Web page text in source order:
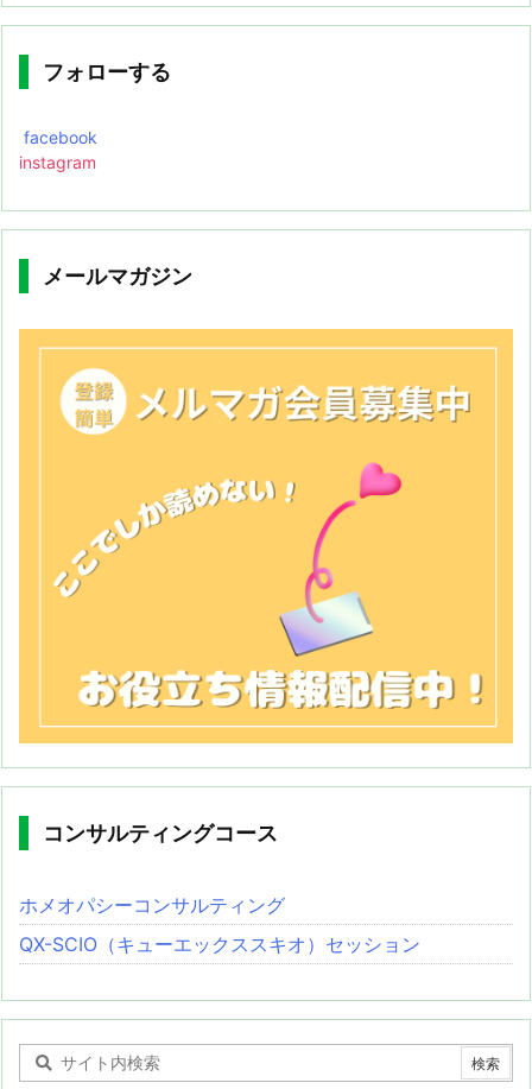
フォローする
facebook
instagram
メールマガジン
コンサルティングコース
ホメオパシーコンサルティング
QX-SCIO（キューエックススキオ）セッション